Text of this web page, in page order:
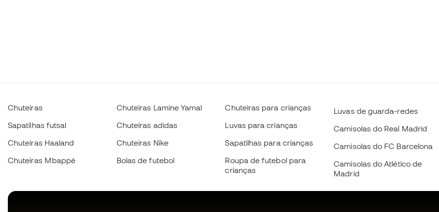
Chuteiras
Sapatilhas futsal
Chuteiras Haaland
Chuteiras Mbappé
Chuteiras Lamine Yamal
Chuteiras adidas
Chuteiras Nike
Bolas de futebol
Chuteiras para crianças
Luvas para crianças
Sapatilhas para crianças
Roupa de futebol para
crianças
Luvas de guarda-redes
Camisolas do Real Madrid
Camisolas do FC Barcelona
Camisolas do Atlético de
Madrid